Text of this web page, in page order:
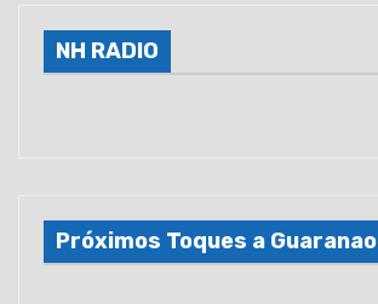
NH RADIO
Próximos Toques a Guaranao